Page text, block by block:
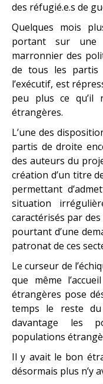
des réfugié.e.s de
Quelques mois
portant sur une
marronnier des
de tous les
l’exécutif, est
peu plus ce qu’il
étrangères.
L’une des
partis de droite
des auteurs du
création d’un titre
permettant
situation
caractérisés par
pourtant d’une
patronat de ces
Le curseur de
que même
étrangères pose
temps le reste
davantage les
populations
Il y avait le bon
désormais plus n’y